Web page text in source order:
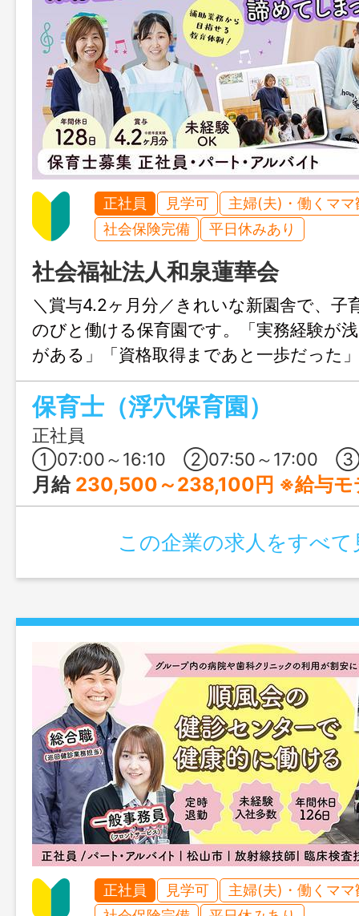
正社員 見学可
主婦(夫)・働くママ
社会保険完備
平日休みあり
社会福祉法人和泉蓮華会
＼賞与4.2ヶ月分／きれいな新園舎で、子
のびと働ける保育園です。「実務経験が
がある」「資格取得まであと一歩だった
育士の夢を諦めかけている方も大歓迎！
独自の研修制度やサポート体制が整って
ペースで成長できます。子どもたちの笑
ら、保育士として新たな一歩を踏み出し
保育士（浮穴保育園）
正社員
①07:00～16:10 ②07:50～17:00 ③08:30～17:40 ④08:50～18:10 ⑤08:50～最終（延長20:00まで超勤） ※①～⑤の
月給 230,500～238,100円 ※給与モ
この企業の求人をすべて
正社員 見学可
主婦(夫)・働くママ